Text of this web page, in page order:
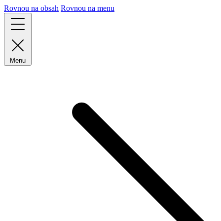
Rovnou na obsah Rovnou na menu
Menu